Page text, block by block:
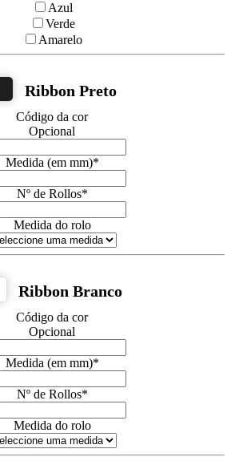
Azul
Verde
Amarelo
Ribbon Preto
Código da cor
Opcional
Medida (em mm)*
Nº de Rollos*
Medida do rolo
Ribbon Branco
Código da cor
Opcional
Medida (em mm)*
Nº de Rollos*
Medida do rolo